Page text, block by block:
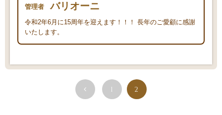
管理者 バリオーニ
令和2年6月に15周年を迎えます！！！ 長年のご愛顧に感謝
いたします。
1 2